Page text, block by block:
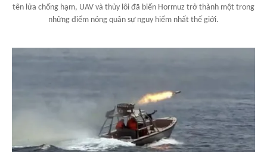
tên lửa chống hạm, UAV và thủy lôi đã biến Hormuz trở thành một trong
những điểm nóng quân sự nguy hiểm nhất thế giới.